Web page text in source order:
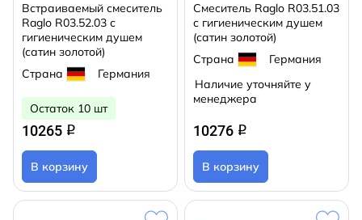
Встраиваемый смеситель
Raglo R03.52.03 с
гигиеническим душем
(сатин золотой)
Страна
Германия
Остаток 10 шт
10265 q
В корзину
Смеситель Raglo R03.51.03
с гигиеническим душем
(сатин золотой)
Страна
Германия
Наличие уточняйте у
менеджера
10276 q
В корзину